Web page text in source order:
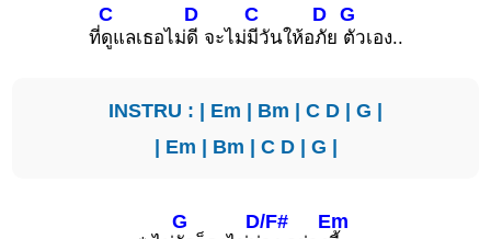
ที่
C
ดูแลเธอไม่
D
ดี จะไม่
C
มีวันให้อ
D
ภัย
G
ตัวเอง..
INSTRU : | Em | Bm | C D | G |
| Em | Bm | C D| G |
G D/F# Em